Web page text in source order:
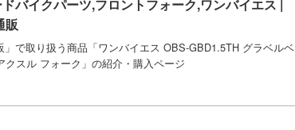
バイクパーツ,フロントフォーク,ワンバイエス |
販
」で取り扱う商品「ワンバイエス OBS-GBD1.5TH グラベルベ
クスル フォーク」の紹介・購入ページ